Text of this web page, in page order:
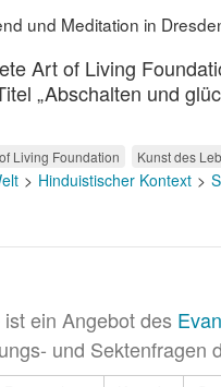
und Meditation in
Art of Living
„Abschalten und
Living Foundation Kunst des
Hinduistischer Kontext
ein Angebot des
und Sektenfragen